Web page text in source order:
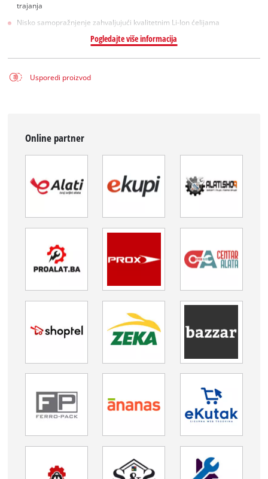
trajanja
Nisko samopražnjenje zahvaljujući kvalitetnim Li-Ion ćelijama
Pogledajte više informacija
Usporedi proizvod
Online partner